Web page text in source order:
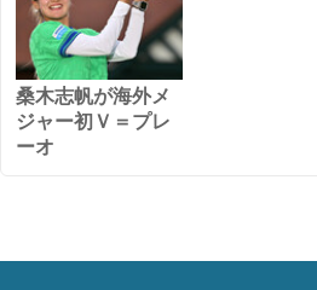
桑木志帆が海外メ
ジャー初Ｖ＝プレ
ーオ